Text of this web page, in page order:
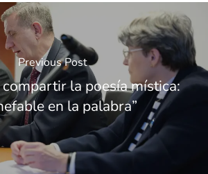
Previous Post
la poesía mística:
en la palabra”